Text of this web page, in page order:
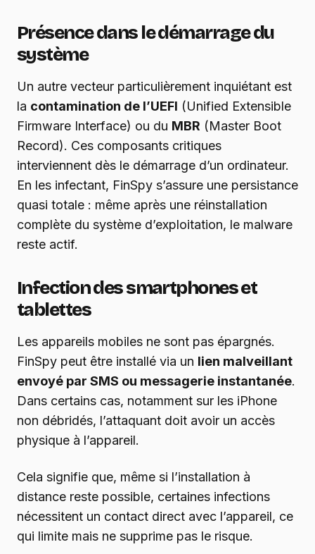
Présence dans le démarrage du
système
Un autre vecteur particulièrement inquiétant est
la contamination de l’UEFI (Unified Extensible
Firmware Interface) ou du MBR (Master Boot
Record). Ces composants critiques
interviennent dès le démarrage d’un ordinateur.
En les infectant, FinSpy s’assure une persistance
quasi totale : même après une réinstallation
complète du système d’exploitation, le malware
reste actif.
Infection des smartphones et
tablettes
Les appareils mobiles ne sont pas épargnés.
FinSpy peut être installé via un lien malveillant
envoyé par SMS ou messagerie instantanée.
Dans certains cas, notamment sur les iPhone
non débridés, l’attaquant doit avoir un accès
physique à l’appareil.
Cela signifie que, même si l’installation à
distance reste possible, certaines infections
nécessitent un contact direct avec l’appareil, ce
qui limite mais ne supprime pas le risque.